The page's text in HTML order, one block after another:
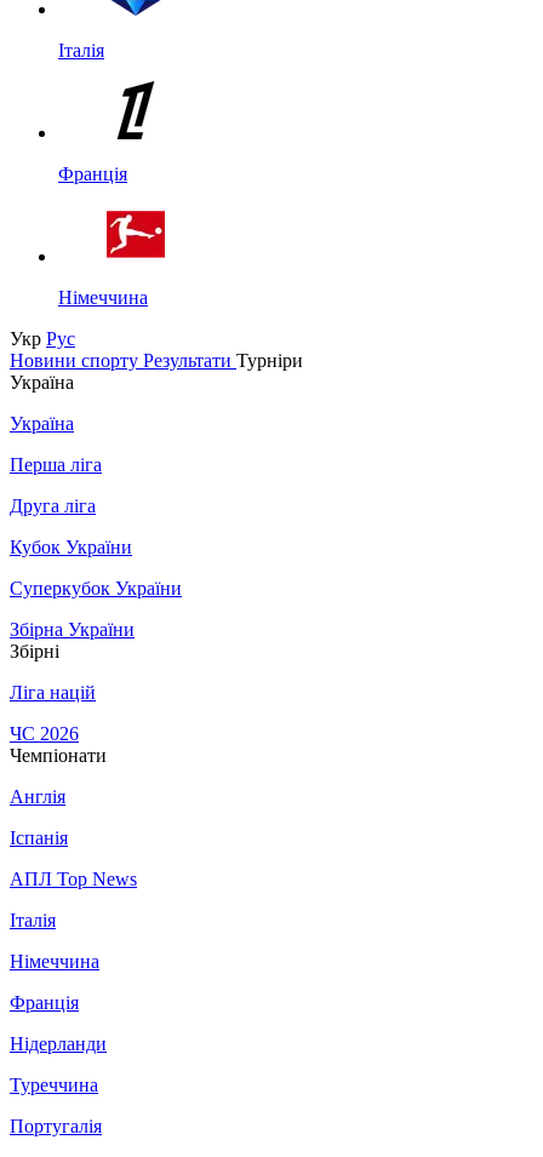
Італія
Франція
Німеччина
Укр Рус
Новини спорту Результати Турніри
Україна
Україна
Перша ліга
Друга ліга
Кубок України
Суперкубок України
Збірна України
Збірні
Ліга націй
ЧС 2026
Чемпіонати
Англія
Іспанія
АПЛ Top News
Італія
Німеччина
Франція
Нідерланди
Туреччина
Португалія